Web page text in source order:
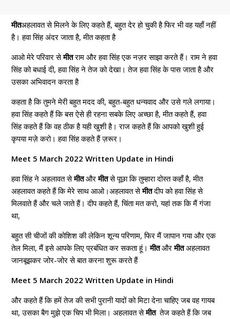
मीतअहलावत से मिलने के लिए कहते हैं, बहुत देर हो चुकी है फिर भी वह यहाँ नहीं
है। हवा सिंह अंदर जाता है, मीत कहता है
आओ मेरे परिवार सेमीतराम और हवा सिंह एक नज़र साझा करते हैं। राम ने हवा
सिंह को बधाई दी, हवा सिंह ने तेज को देखा। तेज हवा सिंह के पास जाता है और
उसका अभिवादन करता है
कहता है कि तुमने मेरी बहुत मदद की, बहुत-बहुत धन्यवाद और उसे गले लगाया।
हवा सिंह कहते हैं कि बस ऐसे ही रहना सबके लिए अच्छा है, मीत कहते हैं, हवा
सिंह कहते हैं कि वह ठीक है यही खुशी है। राज कहते हैं कि आपको खुशी हुई
कृपया मज़े करो। हवा सिंह कहते हैं ज़रूर।
Meet 5 March 2022 Written Update in Hindi
हवा सिंह ने अहलावत सेमीतऔरमीतसे पूछा कि तुम्हारा दोस्त कहाँ है, मीत
अहलावत कहते हैं कि मेरे साथ आओ।अहलावत सेमीतदीप को हवा सिंह से
मिलवाते हैं और चले जाते हैं। दीप कहते हैं, चिंता मत करो, यहां तक ​​​​कि मैं गंजा
था,
बहुत सी चीजों की कोशिश की लेकिन शून्य परिणाम, फिर मैं जापान गया और एक
तेल मिला, मैं इसे आपके लिए प्रबंधित कर सकता हूं।मीतऔरमीतअहलावत
जानबूझकर जोर-जोर से बात करना शुरू करते हैं
Meet 5 March 2022 Written Update in Hindi
और कहते हैं कि हमें तेज की सभी पुरानी यादों को मिटा देना चाहिए जब वह गायब
था, उसका बैग मुझे एक चिप भी मिला। अहलावत सेमीत तेज कहते हैं कि जब